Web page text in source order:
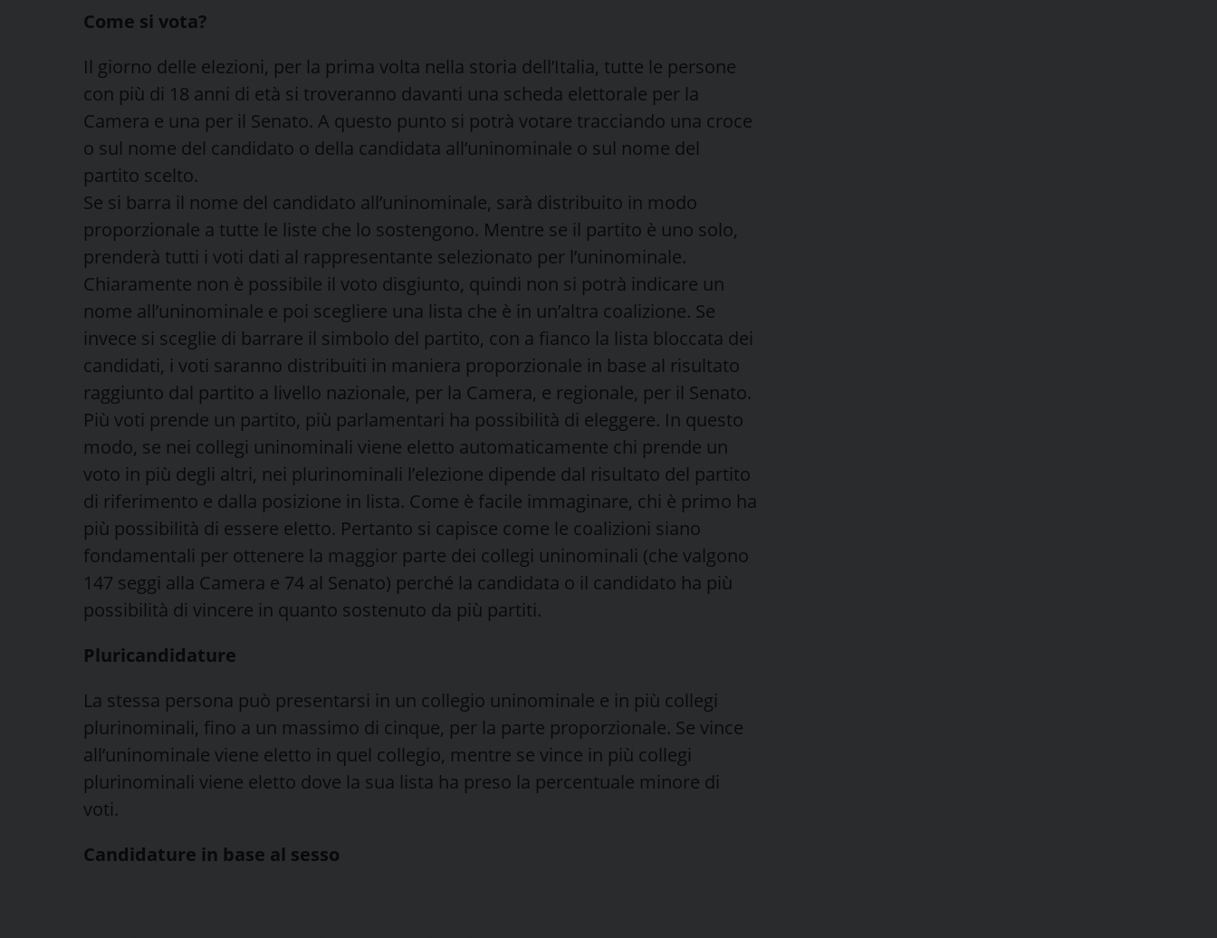
Come si vota?
Il giorno delle elezioni, per la prima volta nella storia dell’Italia, tutte le persone
con più di 18 anni di età si troveranno davanti una scheda elettorale per la
Camera e una per il Senato. A questo punto si potrà votare tracciando una croce
o sul nome del candidato o della candidata all’uninominale o sul nome del
partito scelto.
Se si barra il nome del candidato all’uninominale, sarà distribuito in modo
proporzionale a tutte le liste che lo sostengono. Mentre se il partito è uno solo,
prenderà tutti i voti dati al rappresentante selezionato per l’uninominale.
Chiaramente non è possibile il voto disgiunto, quindi non si potrà indicare un
nome all’uninominale e poi scegliere una lista che è in un’altra coalizione. Se
invece si sceglie di barrare il simbolo del partito, con a fianco la lista bloccata dei
candidati, i voti saranno distribuiti in maniera proporzionale in base al risultato
raggiunto dal partito a livello nazionale, per la Camera, e regionale, per il Senato.
Più voti prende un partito, più parlamentari ha possibilità di eleggere. In questo
modo, se nei collegi uninominali viene eletto automaticamente chi prende un
voto in più degli altri, nei plurinominali l’elezione dipende dal risultato del partito
di riferimento e dalla posizione in lista. Come è facile immaginare, chi è primo ha
più possibilità di essere eletto. Pertanto si capisce come le coalizioni siano
fondamentali per ottenere la maggior parte dei collegi uninominali (che valgono
147 seggi alla Camera e 74 al Senato) perché la candidata o il candidato ha più
possibilità di vincere in quanto sostenuto da più partiti.
Pluricandidature
La stessa persona può presentarsi in un collegio uninominale e in più collegi
plurinominali, fino a un massimo di cinque, per la parte proporzionale. Se vince
all’uninominale viene eletto in quel collegio, mentre se vince in più collegi
plurinominali viene eletto dove la sua lista ha preso la percentuale minore di
voti.
Candidature in base al sesso